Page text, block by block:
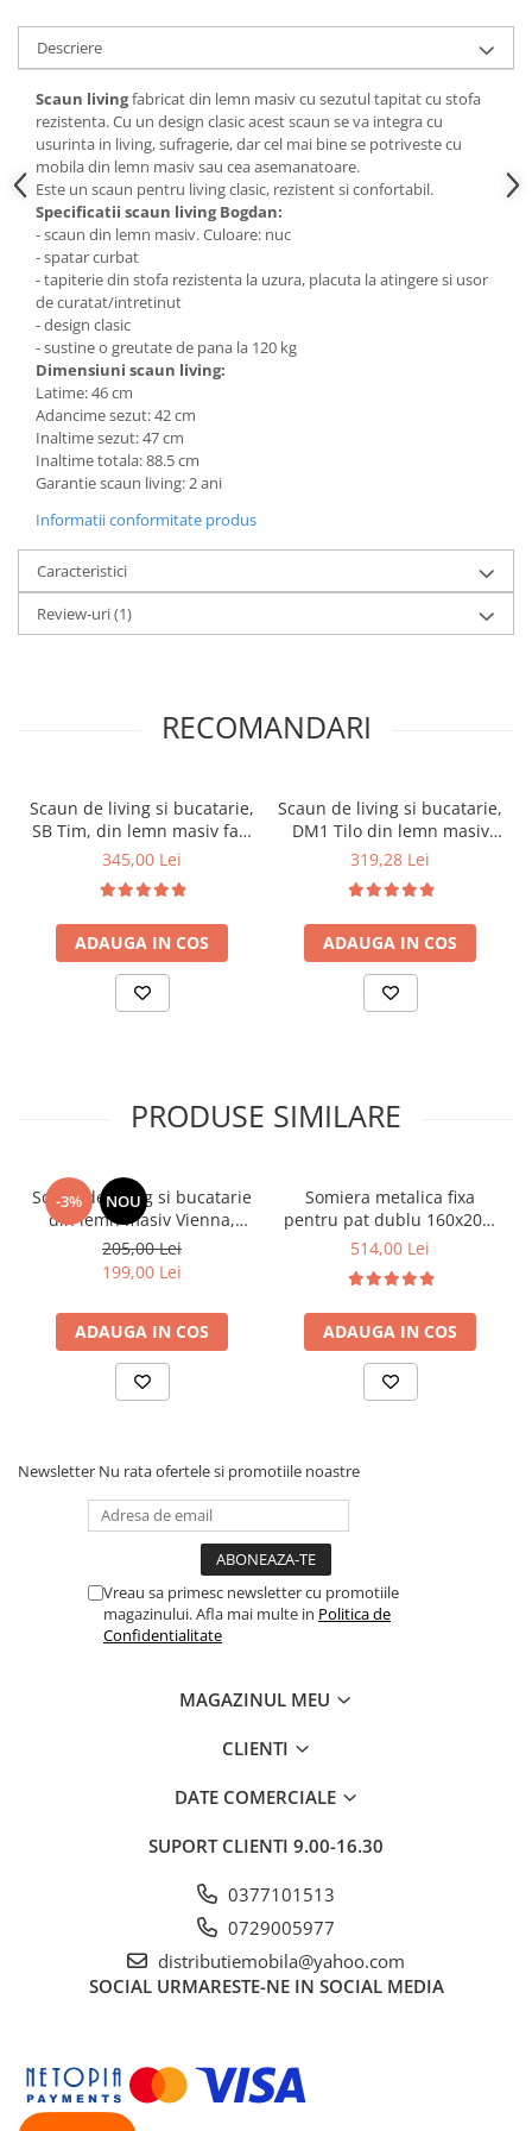
Mese gradinita
Scaune gradinita
Set mese si scaune gradinita
Mobilier copii
Mobila camera copii
Scaune birou pentru copii
Saltele patuturi copii
Paturi copii
Masa si scaune gradinita
Seturi comode living si dormitor
Descriere
Scaun livingfabricat din lemn masiv cu sezutul tapitat cu stofa
rezistenta. Cu un design clasic acest scaun se va integra cu
usurinta in living, sufragerie, dar cel mai bine se potriveste cu
mobila din lemn masiv sau cea asemanatoare.
Este un scaun pentru living clasic, rezistent si confortabil.
Specificatii scaun living Bogdan:
- scaun din lemn masiv. Culoare: nuc
- spatar curbat
- tapiterie din stofa rezistenta la uzura, placuta la atingere si usor
de curatat/intretinut
- design clasic
- sustine o greutate de pana la 120 kg
Dimensiuni scaun living:
Latime: 46 cm
Adancime sezut: 42 cm
Inaltime sezut: 47 cm
Inaltime totala: 88.5 cm
Garantie scaun living: 2 ani
Informatii conformitate produs
Caracteristici
Review-uri(1)
RECOMANDARI
Scaun de living si bucatarie,
SB Tim, din lemn masiv fag,
tapiterie stofa, lacuit, 120
345,00 Lei
ADAUGA IN COS
Scaun de living si bucatarie,
DM1 Tilo din lemn masiv
fag, tapiterie stofa, 120 kg,
319,28 Lei
ADAUGA IN COS
PRODUSE SIMILARE
-3% NOU
Scaun de living si bucatarie
din lemn masiv Vienna,
tapiterie stofa,100 kg,
94x49x40 cm, nuc/bej
205,00 Lei
199,00 Lei
ADAUGA IN COS
Somiera metalica fixa
pentru pat dublu 160x200,
6 picioare, 32 lamele lemn
saltea ferm, negru
514,00 Lei
ADAUGA IN COS
Newsletter Nu rata ofertele si promotiile noastre
Vreau sa primesc newsletter cu promotiile
magazinului. Afla mai multe in Politica de
Confidentialitate
MAGAZINUL MEU
CLIENTI
DATE COMERCIALE
SUPORT CLIENTI 9.00-16.30
0377101513
0729005977
distributiemobila@yahoo.com
SOCIAL URMARESTE-NE IN SOCIAL MEDIA